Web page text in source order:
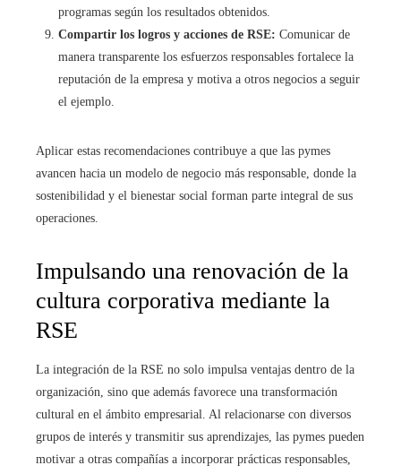
programas según los resultados obtenidos.
Compartir los logros y acciones de RSE: Comunicar de
manera transparente los esfuerzos responsables fortalece la
reputación de la empresa y motiva a otros negocios a seguir
el ejemplo.
Aplicar estas recomendaciones contribuye a que las pymes
avancen hacia un modelo de negocio más responsable, donde la
sostenibilidad y el bienestar social forman parte integral de sus
operaciones.
Impulsando una renovación de la
cultura corporativa mediante la
RSE
La integración de la RSE no solo impulsa ventajas dentro de la
organización, sino que además favorece una transformación
cultural en el ámbito empresarial. Al relacionarse con diversos
grupos de interés y transmitir sus aprendizajes, las pymes pueden
motivar a otras compañías a incorporar prácticas responsables,